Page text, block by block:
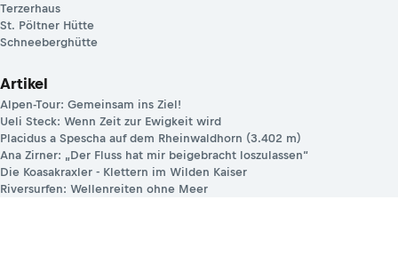
Terzerhaus
St. Pöltner Hütte
Schneeberghütte
Artikel
Alpen-Tour: Gemeinsam ins Ziel!
Ueli Steck: Wenn Zeit zur Ewigkeit wird
Placidus a Spescha auf dem Rheinwaldhorn (3.402 m)
Ana Zirner: „Der Fluss hat mir beigebracht loszulassen“
Die Koasakraxler - Klettern im Wilden Kaiser
Riversurfen: Wellenreiten ohne Meer